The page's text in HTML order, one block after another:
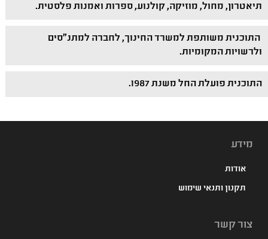
תיאטרון, מחול, מוזיקה, קולנוע, ספרות ואמנות פלסטית.
התוכנית משותפת למשרד החינוך, לחברה למתנ"סים
ולרשויות המקומיות.
התוכנית פועלת החל משנת 1987.
מידע
אודות
תקנון ותנאי שימוש
צור קשר